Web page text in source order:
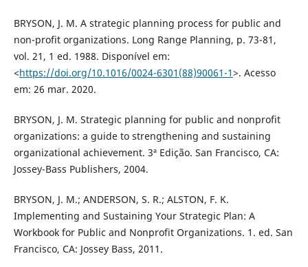
BRYSON, J. M. A strategic planning process for public and
non-profit organizations. Long Range Planning, p. 73-81,
vol. 21, 1 ed. 1988. Disponível em:
<https://doi.org/10.1016/0024-6301(88)90061-1>. Acesso
em: 26 mar. 2020.
BRYSON, J. M. Strategic planning for public and nonprofit
organizations: a guide to strengthening and sustaining
organizational achievement. 3ª Edição. San Francisco, CA:
Jossey-Bass Publishers, 2004.
BRYSON, J. M.; ANDERSON, S. R.; ALSTON, F. K.
Implementing and Sustaining Your Strategic Plan: A
Workbook for Public and Nonprofit Organizations. 1. ed. San
Francisco, CA: Jossey Bass, 2011.